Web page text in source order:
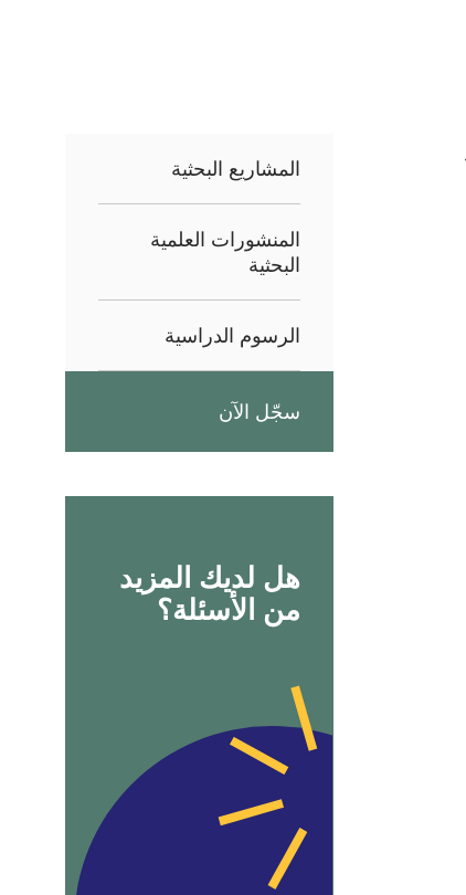
المشاريع البحثية
المنشورات العلمية
البحثية
الرسوم الدراسية
سجّل الآن
هل لديك المزيد
من الأسئلة؟